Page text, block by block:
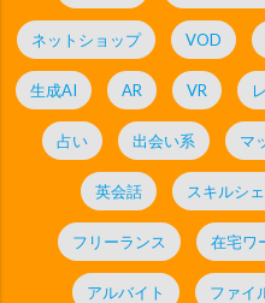
ネットショップ VOD
生成AI AR VR
占い 出会い系 マ
英会話 スキルシ
フリーランス 在宅ワ
アルバイト ファイ